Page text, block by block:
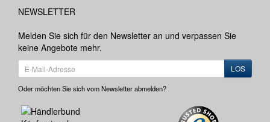
NEWSLETTER
Melden Sie sich für den Newsletter an und verpassen Sie
keine Angebote mehr.
LOS
Oder möchten Sie sich vom Newsletter abmelden?